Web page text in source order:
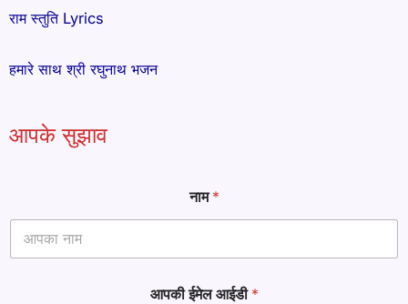
राम स्तुति Lyrics
हमारे साथ श्री रघुनाथ भजन
आपके सुझाव
नाम*
आपकी ईमेल आईडी *